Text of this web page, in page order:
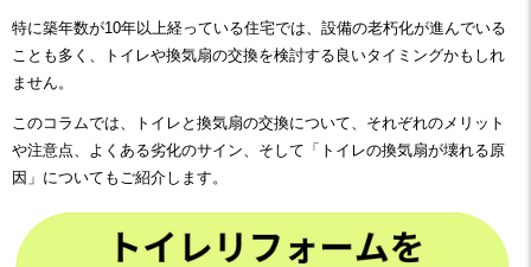
特に築年数が10年以上経っている住宅では、設備の老朽化が進んでいる
ことも多く、トイレや換気扇の交換を検討する良いタイミングかもしれ
ません。
このコラムでは、トイレと換気扇の交換について、それぞれのメリット
や注意点、よくある劣化のサイン、そして「トイレの換気扇が壊れる原
因」についてもご紹介します。